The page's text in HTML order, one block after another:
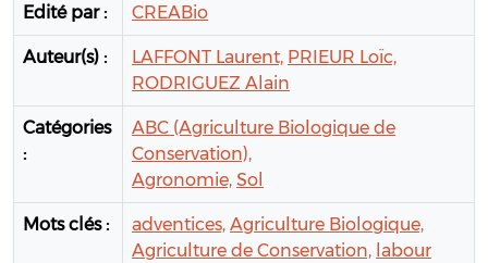
Edité par : CREABio
Auteur(s) : LAFFONT Laurent, PRIEUR Loïc,
RODRIGUEZ Alain
Catégories
:
ABC (Agriculture Biologique de
Conservation),
Agronomie, Sol
Mots clés : adventices, Agriculture Biologique,
Agriculture de Conservation, labour